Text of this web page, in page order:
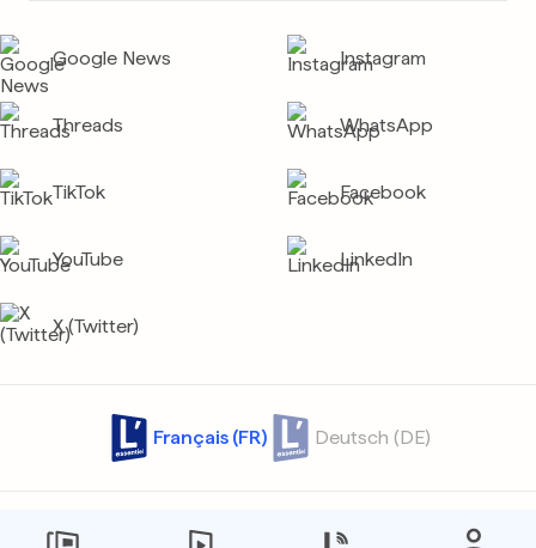
Google News Instagram
Threads WhatsApp
TikTok Facebook
YouTube LinkedIn
X (Twitter)
Français (FR) Deutsch (DE)
Protection des données